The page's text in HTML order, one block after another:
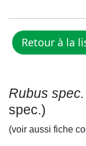
Rubus spec.
spec.)
(voir aussi fiche